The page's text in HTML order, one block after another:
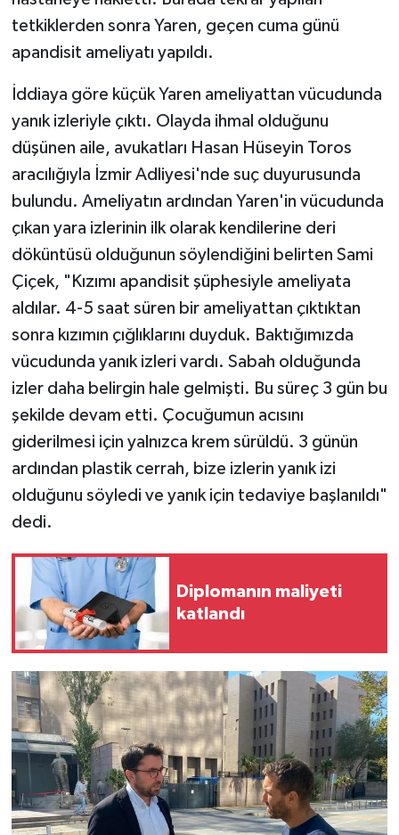
tetkiklerden sonra Yaren, geçen cuma günü
apandisit ameliyatı yapıldı.
İddiaya göre küçük Yaren ameliyattan vücudunda
yanık izleriyle çıktı. Olayda ihmal olduğunu
düşünen aile, avukatları Hasan Hüseyin Toros
aracılığıyla İzmir Adliyesi'nde suç duyurusunda
bulundu. Ameliyatın ardından Yaren'in vücudunda
çıkan yara izlerinin ilk olarak kendilerine deri
döküntüsü olduğunun söylendiğini belirten Sami
Çiçek, "Kızımı apandisit şüphesiyle ameliyata
aldılar. 4-5 saat süren bir ameliyattan çıktıktan
sonra kızımın çığlıklarını duyduk. Baktığımızda
vücudunda yanık izleri vardı. Sabah olduğunda
izler daha belirgin hale gelmişti. Bu süreç 3 gün bu
şekilde devam etti. Çocuğumun acısını
giderilmesi için yalnızca krem sürüldü. 3 günün
ardından plastik cerrah, bize izlerin yanık izi
olduğunu söyledi ve yanık için tedaviye başlanıldı"
dedi.
Diplomanın maliyeti
katlandı